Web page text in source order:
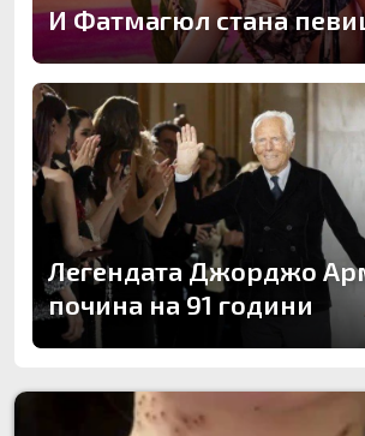
И Фатмагюл стана
Легендата Джорджо
почина на 91 години